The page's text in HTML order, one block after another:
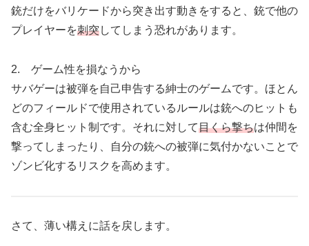
銃だけをバリケードから突き出す動きをすると、銃で他の
プレイヤーを刺突してしまう恐れがあります。
2. ゲーム性を損なうから
サバゲーは被弾を自己申告する紳士のゲームです。ほとん
どのフィールドで使用されているルールは銃へのヒットも
含む全身ヒット制です。それに対して目くら撃ちは仲間を
撃ってしまったり、自分の銃への被弾に気付かないことで
ゾンビ化するリスクを高めます。
さて、薄い構えに話を戻します。